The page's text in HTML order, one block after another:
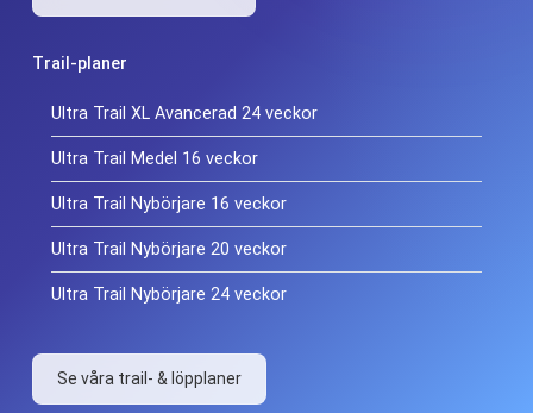
Trail-planer
Ultra Trail XL Avancerad 24 veckor
Ultra Trail Medel 16 veckor
Ultra Trail Nybörjare 16 veckor
Ultra Trail Nybörjare 20 veckor
Ultra Trail Nybörjare 24 veckor
Se våra trail- & löpplaner